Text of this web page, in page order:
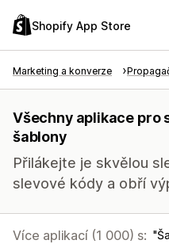
Shopify App Store
Marketing a konverze
Všechny aplikace pro
šablony
Přilákejte je skvělou
slevové kódy a obří
Více aplikací (1 000) s: